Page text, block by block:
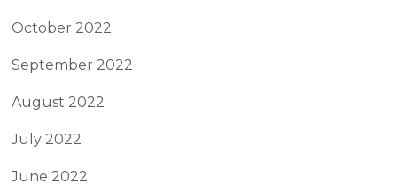
October 2022
September 2022
August 2022
July 2022
June 2022